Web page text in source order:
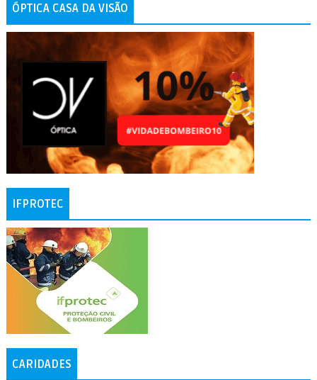
ÓPTICA CASA DA VISÃO
IFPROTEC
CARIDADES